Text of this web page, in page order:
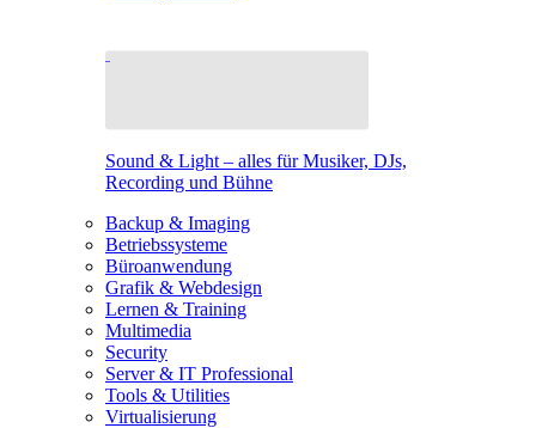
Sound & Light – alles für Musiker, DJs,
Recording und Bühne
Backup & Imaging
Betriebssysteme
Büroanwendung
Grafik & Webdesign
Lernen & Training
Multimedia
Security
Server & IT Professional
Tools & Utilities
Virtualisierung